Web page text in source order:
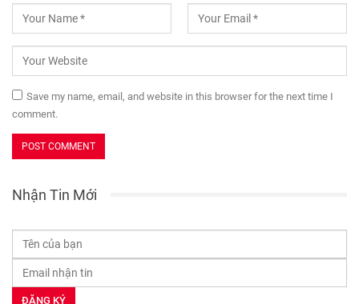
Save my name, email, and website in this browser for the next time I
comment.
Nhận Tin Mới